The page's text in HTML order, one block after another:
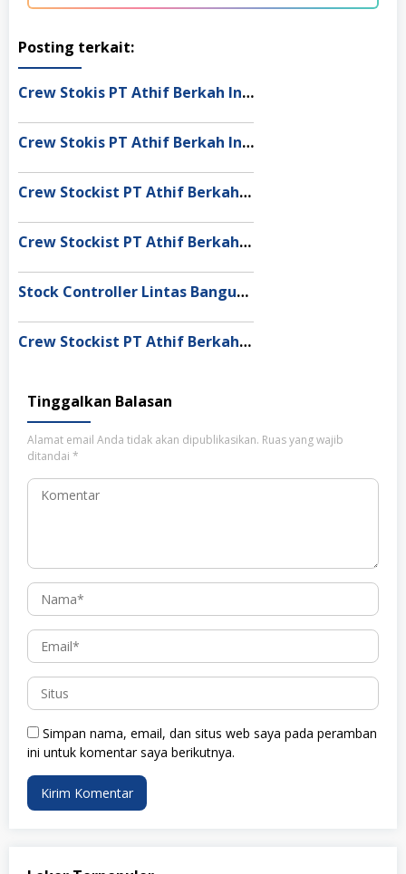
Posting terkait:
Crew Stokis PT Athif Berkah Indonesia Dumai
Crew Stokis PT Athif Berkah Indonesia Palangka Raya
Crew Stockist PT Athif Berkah Indonesia Banda Aceh
Crew Stockist PT Athif Berkah Indonesia Muaro Jambi
Stock Controller Lintas Bangun Nusantara Semarang
Crew Stockist PT Athif Berkah Indonesia Medan
Tinggalkan Balasan
Alamat email Anda tidak akan dipublikasikan. Ruas yang wajib
ditandai *
Simpan nama, email, dan situs web saya pada peramban
ini untuk komentar saya berikutnya.